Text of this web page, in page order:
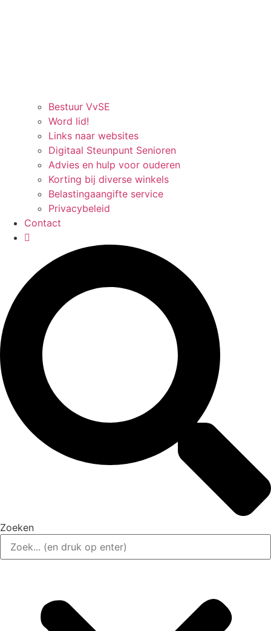
Bestuur VvSE
Word lid!
Links naar websites
Digitaal Steunpunt Senioren
Advies en hulp voor ouderen
Korting bij diverse winkels
Belastingaangifte service
Privacybeleid
Contact
Zoeken